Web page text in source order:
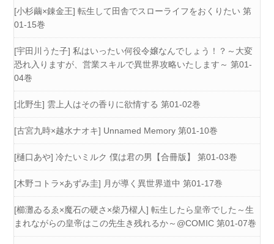
[小杉繭×錬金王] 転生して田舎でスローライフをおくりたい 第
01-15巻
[宇田川うた子] 私はいったい何役令嬢なんでしょう！？～大変
恐れ入りますが、営業スキルで異世界攻略いたします～ 第01-
04巻
[北野生] 雲上人はその香りに欲情する 第01-02巻
[古宮九時×越水ナオキ] Unnamed Memory 第01-10巻
[樋口あや] 冷たいミルク 僕は君の男【合冊版】 第01-03巻
[木野コトラ×あずみ圭] 月が導く異世界道中 第01-17巻
[櫛灘ゐるゑ×魔石の硬さ×柴乃櫂人] 転生したら皇帝でした～生
まれながらの皇帝はこの先生き残れるか～@COMIC 第01-07巻